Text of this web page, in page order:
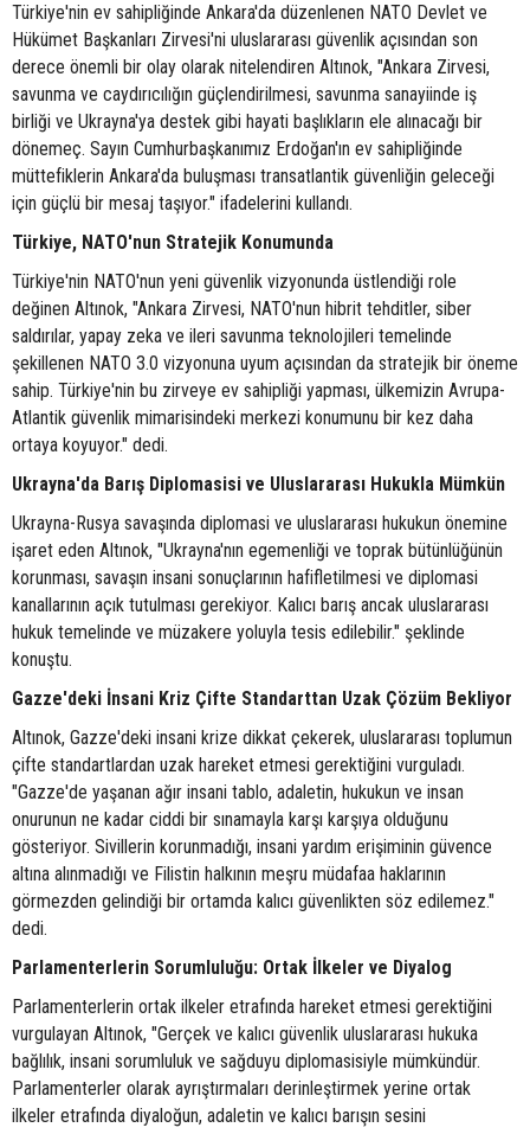
Türkiye'nin ev sahipliğinde Ankara'da düzenlenen NATO Devlet ve
Hükümet Başkanları Zirvesi'ni uluslararası güvenlik açısından son
derece önemli bir olay olarak nitelendiren Altınok, "Ankara Zirvesi,
savunma ve caydırıcılığın güçlendirilmesi, savunma sanayiinde iş
birliği ve Ukrayna'ya destek gibi hayati başlıkların ele alınacağı bir
dönemeç. Sayın Cumhurbaşkanımız Erdoğan'ın ev sahipliğinde
müttefiklerin Ankara'da buluşması transatlantik güvenliğin geleceği
için güçlü bir mesaj taşıyor." ifadelerini kullandı.
Türkiye, NATO'nun Stratejik Konumunda
Türkiye'nin NATO'nun yeni güvenlik vizyonunda üstlendiği role
değinen Altınok, "Ankara Zirvesi, NATO'nun hibrit tehditler, siber
saldırılar, yapay zeka ve ileri savunma teknolojileri temelinde
şekillenen NATO 3.0 vizyonuna uyum açısından da stratejik bir öneme
sahip. Türkiye'nin bu zirveye ev sahipliği yapması, ülkemizin Avrupa-
Atlantik güvenlik mimarisindeki merkezi konumunu bir kez daha
ortaya koyuyor." dedi.
Ukrayna'da Barış Diplomasisi ve Uluslararası Hukukla Mümkün
Ukrayna-Rusya savaşında diplomasi ve uluslararası hukukun önemine
işaret eden Altınok, "Ukrayna'nın egemenliği ve toprak bütünlüğünün
korunması, savaşın insani sonuçlarının hafifletilmesi ve diplomasi
kanallarının açık tutulması gerekiyor. Kalıcı barış ancak uluslararası
hukuk temelinde ve müzakere yoluyla tesis edilebilir." şeklinde
konuştu.
Gazze'deki İnsani Kriz Çifte Standarttan Uzak Çözüm Bekliyor
Altınok, Gazze'deki insani krize dikkat çekerek, uluslararası toplumun
çifte standartlardan uzak hareket etmesi gerektiğini vurguladı.
"Gazze'de yaşanan ağır insani tablo, adaletin, hukukun ve insan
onurunun ne kadar ciddi bir sınamayla karşı karşıya olduğunu
gösteriyor. Sivillerin korunmadığı, insani yardım erişiminin güvence
altına alınmadığı ve Filistin halkının meşru müdafaa haklarının
görmezden gelindiği bir ortamda kalıcı güvenlikten söz edilemez."
dedi.
Parlamenterlerin Sorumluluğu: Ortak İlkeler ve Diyalog
Parlamenterlerin ortak ilkeler etrafında hareket etmesi gerektiğini
vurgulayan Altınok, "Gerçek ve kalıcı güvenlik uluslararası hukuka
bağlılık, insani sorumluluk ve sağduyu diplomasisiyle mümkündür.
Parlamenterler olarak ayrıştırmaları derinleştirmek yerine ortak
ilkeler etrafında diyaloğun, adaletin ve kalıcı barışın sesini